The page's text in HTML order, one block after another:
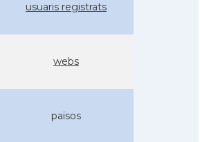
usuaris registrats
webs
països